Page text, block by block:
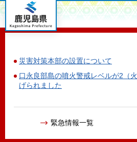
鹿児島県
災害対策本部の設置について
口永良部島の噴火警戒レベルが2（
げられました
緊急情報一覧